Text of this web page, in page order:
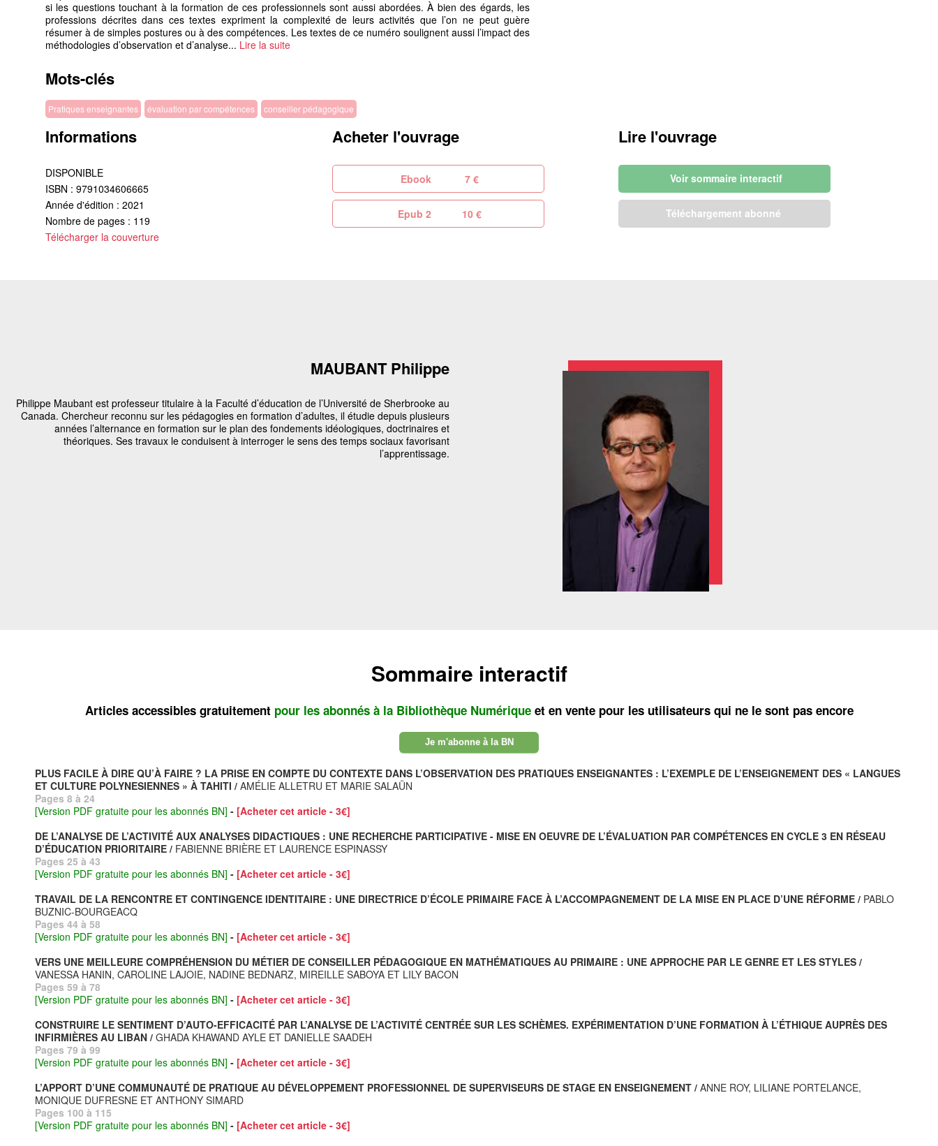
si les questions touchant à la formation de ces professionnels sont aussi abordées. À bien des égards, les
professions décrites dans ces textes expriment la complexité de leurs activités que l’on ne peut guère
résumer à de simples postures ou à des compétences. Les textes de ce numéro soulignent aussi l’impact des
méthodologies d’observation et d’analyse... Lire la suite
Mots-clés
Pratiques enseignantes évaluation par compétences conseiller pédagogique
Informations
DISPONIBLE
ISBN : 9791034606665
Année d'édition : 2021
Nombre de pages : 119
Télécharger la couverture
Acheter l'ouvrage
Ebook 7 €
Epub 2 10 €
Lire l'ouvrage
Voir sommaire interactif
Téléchargement abonné
MAUBANT Philippe
Philippe Maubant est professeur titulaire à la Faculté d’éducation de l’Université de Sherbrooke au
Canada. Chercheur reconnu sur les pédagogies en formation d’adultes, il étudie depuis plusieurs
années l’alternance en formation sur le plan des fondements idéologiques, doctrinaires et
théoriques. Ses travaux le conduisent à interroger le sens des temps sociaux favorisant
l’apprentissage.
Sommaire interactif
Articles accessibles gratuitement pour les abonnés à la Bibliothèque Numérique et en vente pour les utilisateurs qui ne le sont pas encore
Je m'abonne à la BN
PLUS FACILE À DIRE QU’À FAIRE ? LA PRISE EN COMPTE DU CONTEXTE DANS L’OBSERVATION DES PRATIQUES ENSEIGNANTES : L’EXEMPLE DE L’ENSEIGNEMENT DES « LANGUES
ET CULTURE POLYNESIENNES » À TAHITI / AMÉLIE ALLETRU ET MARIE SALAÜN
Pages 8 à 24
[Version PDF gratuite pour les abonnés BN] - [Acheter cet article - 3€]
DE L’ANALYSE DE L’ACTIVITÉ AUX ANALYSES DIDACTIQUES : UNE RECHERCHE PARTICIPATIVE - MISE EN OEUVRE DE L’ÉVALUATION PAR COMPÉTENCES EN CYCLE 3 EN RÉSEAU
D’ÉDUCATION PRIORITAIRE / FABIENNE BRIÈRE ET LAURENCE ESPINASSY
Pages 25 à 43
[Version PDF gratuite pour les abonnés BN] - [Acheter cet article - 3€]
TRAVAIL DE LA RENCONTRE ET CONTINGENCE IDENTITAIRE : UNE DIRECTRICE D’ÉCOLE PRIMAIRE FACE À L’ACCOMPAGNEMENT DE LA MISE EN PLACE D’UNE RÉFORME / PABLO
BUZNIC-BOURGEACQ
Pages 44 à 58
[Version PDF gratuite pour les abonnés BN] - [Acheter cet article - 3€]
VERS UNE MEILLEURE COMPRÉHENSION DU MÉTIER DE CONSEILLER PÉDAGOGIQUE EN MATHÉMATIQUES AU PRIMAIRE : UNE APPROCHE PAR LE GENRE ET LES STYLES /
VANESSA HANIN, CAROLINE LAJOIE, NADINE BEDNARZ, MIREILLE SABOYA ET LILY BACON
Pages 59 à 78
[Version PDF gratuite pour les abonnés BN] - [Acheter cet article - 3€]
CONSTRUIRE LE SENTIMENT D’AUTO-EFFICACITÉ PAR L’ANALYSE DE L’ACTIVITÉ CENTRÉE SUR LES SCHÈMES. EXPÉRIMENTATION D’UNE FORMATION À L’ÉTHIQUE AUPRÈS DES
INFIRMIÈRES AU LIBAN / GHADA KHAWAND AYLE ET DANIELLE SAADEH
Pages 79 à 99
[Version PDF gratuite pour les abonnés BN] - [Acheter cet article - 3€]
L’APPORT D’UNE COMMUNAUTÉ DE PRATIQUE AU DÉVELOPPEMENT PROFESSIONNEL DE SUPERVISEURS DE STAGE EN ENSEIGNEMENT / ANNE ROY, LILIANE PORTELANCE,
MONIQUE DUFRESNE ET ANTHONY SIMARD
Pages 100 à 115
[Version PDF gratuite pour les abonnés BN] - [Acheter cet article - 3€]